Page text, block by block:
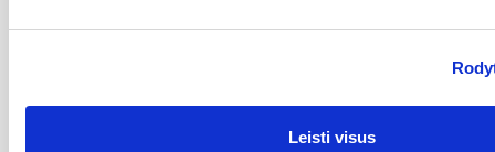
Leisti visus